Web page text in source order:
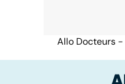
Allo Docteurs -